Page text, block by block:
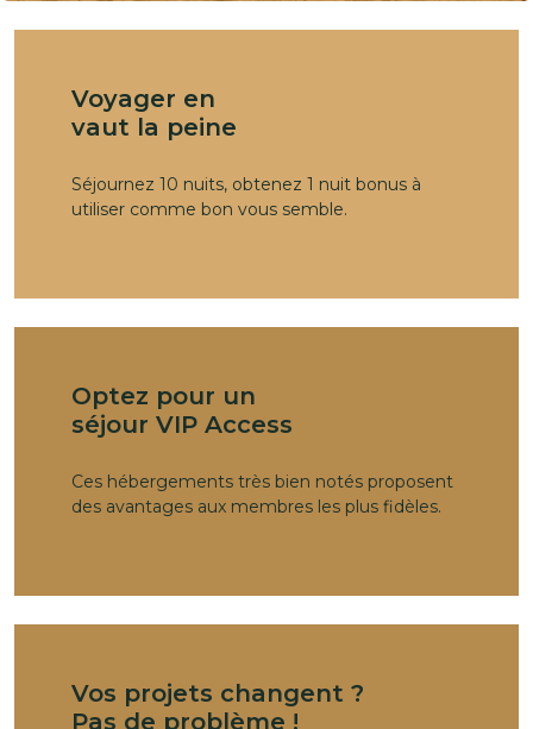
Voyager en
vaut la peine
Séjournez 10 nuits, obtenez 1 nuit bonus à
utiliser comme bon vous semble.
Optez pour un
séjour VIP Access
Ces hébergements très bien notés proposent
des avantages aux membres les plus fidèles.
Vos projets changent ?
Pas de problème !